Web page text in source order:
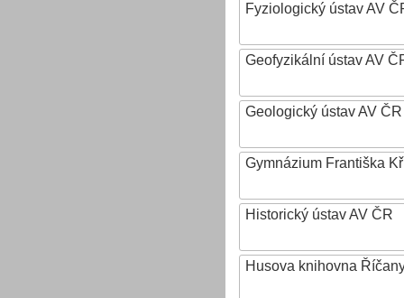
Fyziologický ústav AV
Geofyzikální ústav AV
Geologický ústav AV ČR
Gymnázium Františka
Historický ústav AV ČR
Husova knihovna